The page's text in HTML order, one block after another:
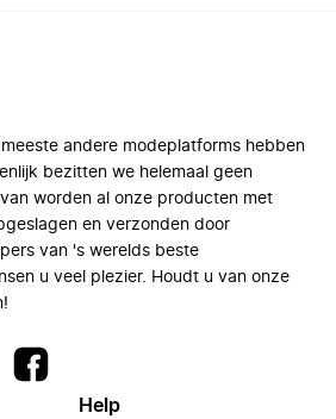
andere modeplatforms hebben
bezitten we helemaal geen
worden al onze producten met
en verzonden door
van 's werelds beste
u veel plezier. Houdt u van onze
Help